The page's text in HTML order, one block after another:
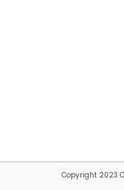
Copyright 2023